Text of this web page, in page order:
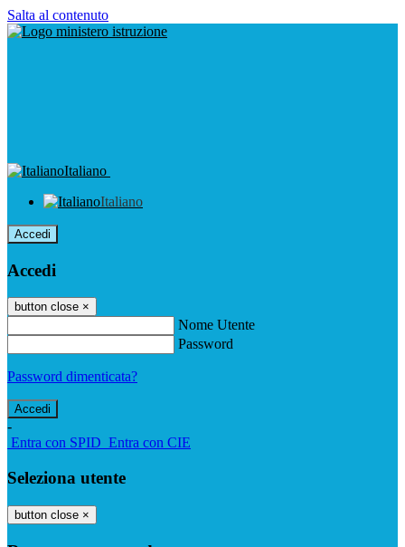
Salta al contenuto
Italiano
Italiano
Accedi
Accedi
button close ×
Nome Utente
Password
Password dimenticata?
-
Entra con SPID Entra con CIE
Seleziona utente
button close ×